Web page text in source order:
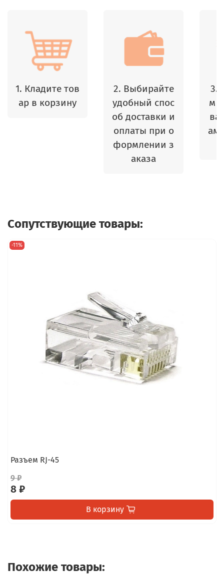
1. Кладите тов
ар в корзину
2. Выбирайте
удобный спос
об доставки и
оплаты при о
формлении з
аказа
3.
м
Сопутствующие товары:
-11%
Разъем RJ-45
9 ₽
8 ₽
В корзину
Похожие товары: